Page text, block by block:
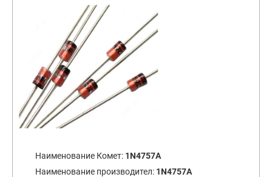
Наименование Комет: 1N4757A
Наименование производител: 1N4757A